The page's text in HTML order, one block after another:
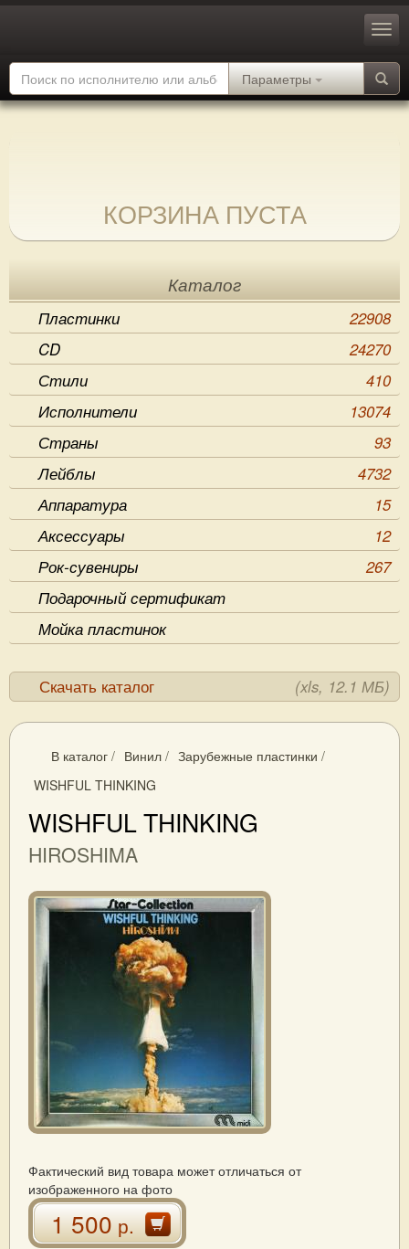
Параметры
КОРЗИНА ПУСТА
Каталог
Пластинки
22908
CD
24270
Стили
410
Исполнители
13074
Страны
93
Лейблы
4732
Аппаратура
15
Аксессуары
12
Рок-сувениры
267
Подарочный сертификат
Мойка пластинок
Скачать каталог (xls, 12.1 МБ)
В каталог / Винил / Зарубежные пластинки /
WISHFUL THINKING
WISHFUL THINKING
HIROSHIMA
Фактический вид товара может отличаться от
изображенного на фото
1 500р.